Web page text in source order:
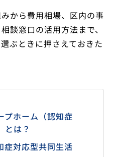
から費用相場、区内の事
談窓口の活用方法まで、
ぶときに押さえておきた
プホーム（認知症
とは？
症対応型共同生活